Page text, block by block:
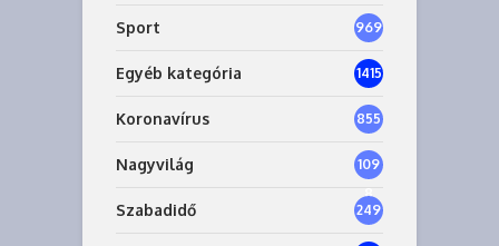
Sport 969
Egyéb kategória 1415
Koronavírus 855
Nagyvilág
109
8
Szabadidő 249